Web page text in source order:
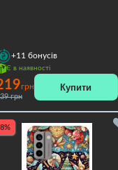
+11 бонусів
Є в наявності
грн
грн
Купити